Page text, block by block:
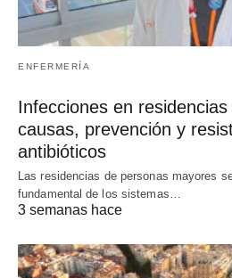
ENFERMERÍA
Infecciones en
causas, prevención y
antibióticos
Las residencias de personas mayores
fundamental de los sistemas…
3 semanas hace